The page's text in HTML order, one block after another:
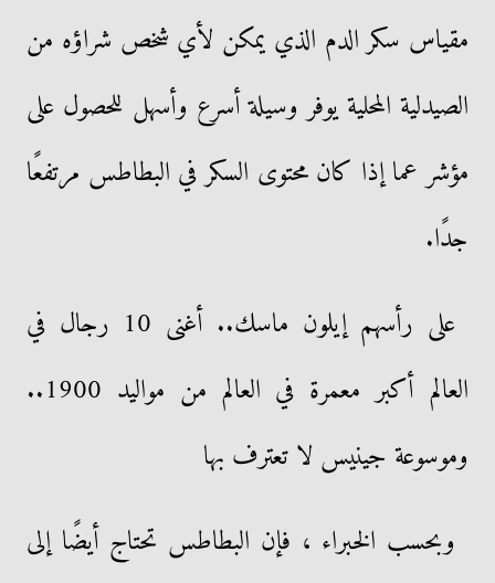
مقياس سكر الدم الذي يمكن لأي شخص شراؤه من
الصيدلية المحلية يوفر وسيلة أسرع وأسهل للحصول على
مؤشر عما إذا كان محتوى السكر في البطاطس مرتفعًا
جدًا.
على رأسهم إيلون ماسك.. أغنى 10 رجال في
العالم أكبر معمرة في العالم من مواليد 1900..
وموسوعة جينيس لا تعترف بها
وبحسب الخبراء ، فإن البطاطس تحتاج أيضًا إلى